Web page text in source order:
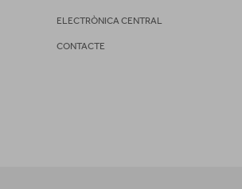
ELECTRÒNICA CENTRAL
CONTACTE